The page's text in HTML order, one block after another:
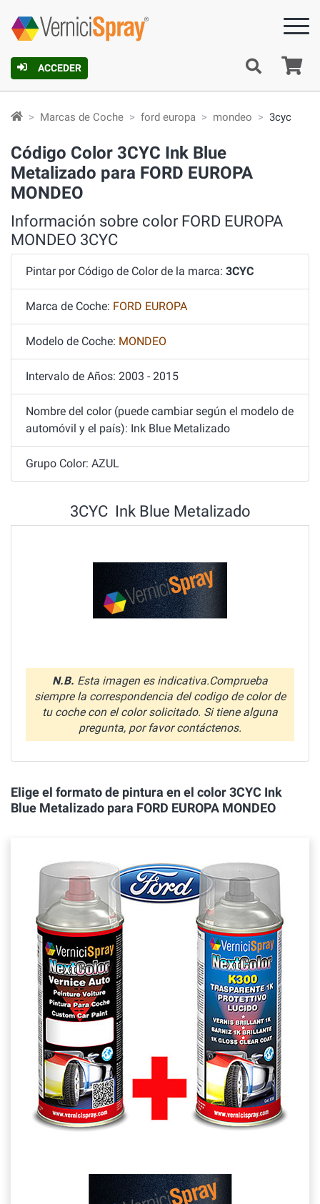
ACCEDER
Marcas de Coche ford europa mondeo 3cyc
Código Color 3CYC Ink Blue
Metalizado para FORD EUROPA
MONDEO
Información sobre color FORD EUROPA
MONDEO 3CYC
Pintar por Código de Color de la marca: 3CYC
Marca de Coche: FORD EUROPA
Modelo de Coche: MONDEO
Intervalo de Años: 2003 - 2015
Nombre del color (puede cambiar según el modelo de
automóvil y el país): Ink Blue Metalizado
Grupo Color: AZUL
3CYC Ink Blue Metalizado
N.B. Esta imagen es indicativa.Comprueba
siempre la correspondencia del codigo de color de
tu coche con el color solicitado. Si tiene alguna
pregunta, por favor contáctenos.
Elige el formato de pintura en el color 3CYC Ink
Blue Metalizado para FORD EUROPA MONDEO